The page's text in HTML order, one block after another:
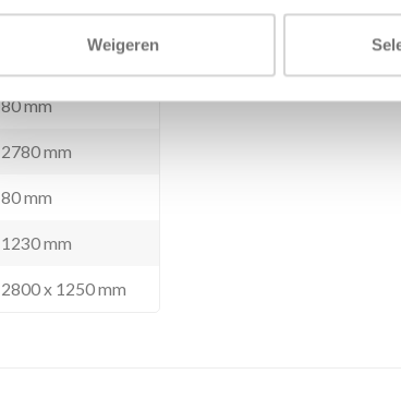
Weigeren
Nee
80 mm
2780 mm
80 mm
1230 mm
2800 x 1250 mm